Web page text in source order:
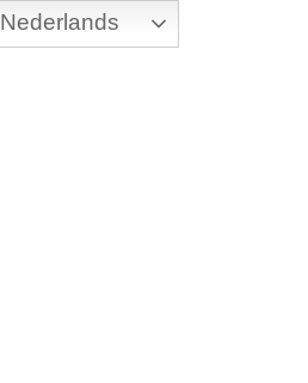
Nederlands